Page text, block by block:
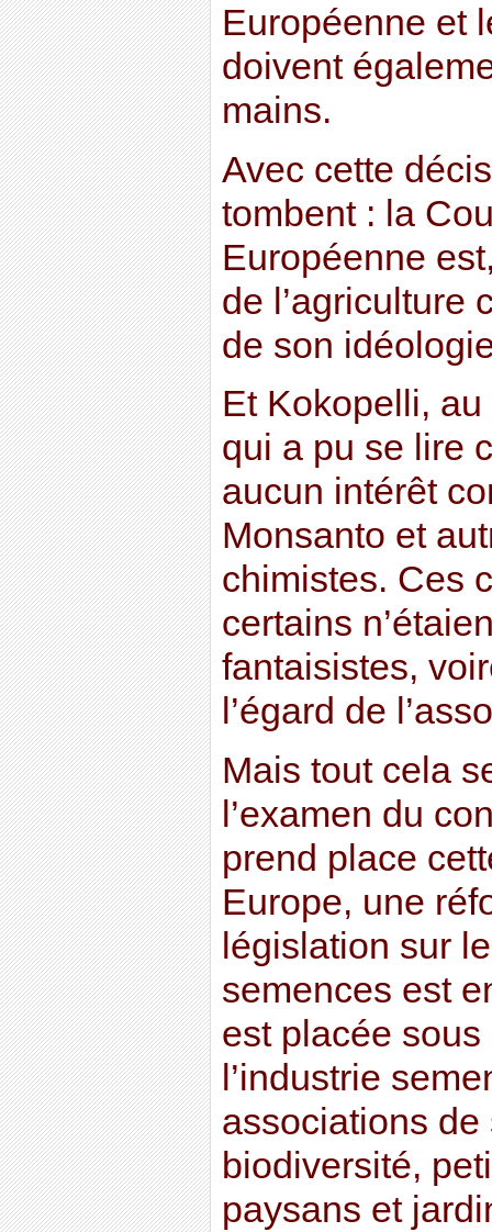
Européenne et
doivent
mains.
Avec cette
tombent : la
Européenne
de l’agriculture
de son
Et Kokopelli,
qui a pu se lire
aucun intérêt
Monsanto et
chimistes. Ces
certains
fantaisistes,
l’égard de
Mais tout cela
l’examen du
prend place
Europe, une
législation sur
semences est
est placée
l’industrie
associations
biodiversité,
paysans et